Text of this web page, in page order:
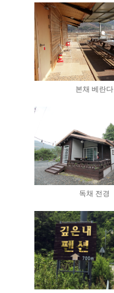
본채 베란다
독채 전경